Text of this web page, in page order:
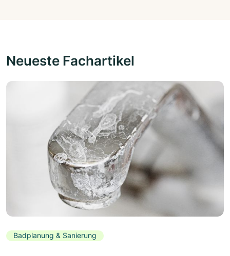
Neueste Fachartikel
Badplanung & Sanierung